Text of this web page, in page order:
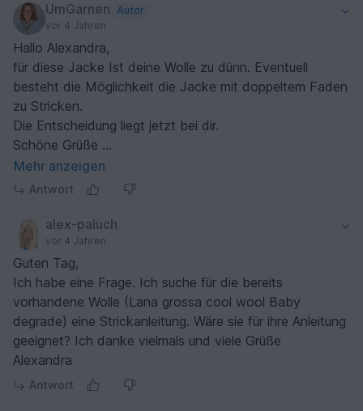
UmGarnen
Autor
vor 4 Jahren
Hallo Alexandra,
für diese Jacke Ist deine Wolle zu dünn. Eventuell
besteht die Möglichkeit die Jacke mit doppeltem Faden
zu Stricken.
Die Entscheidung liegt jetzt bei dir.
Schöne Grüße
Renate
Mehr anzeigen
Antwort
alex-paluch
vor 4 Jahren
Guten Tag,
Ich habe eine Frage. Ich suche für die bereits
vorhandene Wolle (Lana grossa cool wool Baby
degrade) eine Strickanleitung. Wäre sie für ihre Anleitung
geeignet? Ich danke vielmals und viele Grüße
Alexandra
Antwort